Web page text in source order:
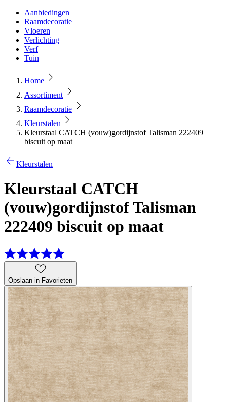
Aanbiedingen
Raamdecoratie
Vloeren
Verlichting
Verf
Tuin
Home
Assortiment
Raamdecoratie
Kleurstalen
Kleurstaal CATCH (vouw)gordijnstof Talisman 222409
biscuit op maat
Kleurstalen
Kleurstaal CATCH
(vouw)gordijnstof Talisman
222409 biscuit op maat
Opslaan in Favorieten